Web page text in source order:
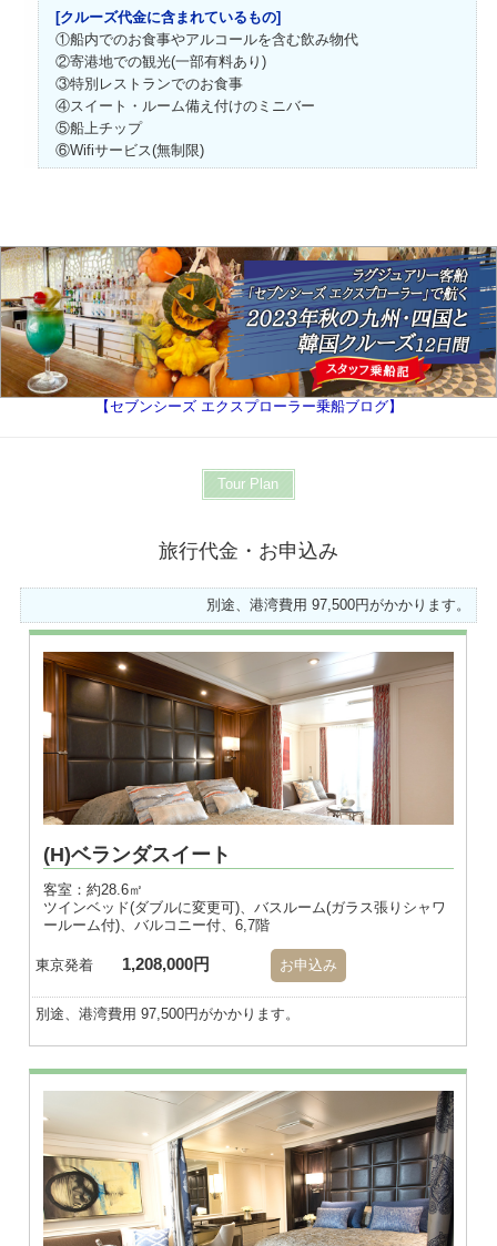
[クルーズ代金に含まれているもの]
①船内でのお食事やアルコールを含む飲み物代
②寄港地での観光(一部有料あり)
③特別レストランでのお食事
④スイート・ルーム備え付けのミニバー
⑤船上チップ
⑥Wifiサービス(無制限)
【セブンシーズ エクスプローラー乗船ブログ】
Tour Plan
旅行代金・お申込み
別途、港湾費用 97,500円がかかります。
※画像はダブル
(H)ベランダスイート
客室：約28.6㎡
ツインベッド(ダブルに変更可)、バスルーム(ガラス張りシャワ
ールーム付)、バルコニー付、6,7階
東京発着 1,208,000円 お申込み
別途、港湾費用 97,500円がかかります。
※画像はダブル